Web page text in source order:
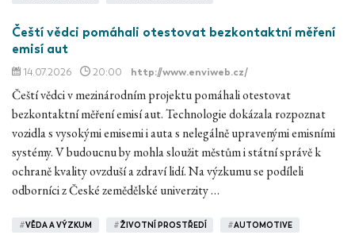
Čeští vědci pomáhali otestovat bezkontaktní měření
emisí aut
14.07.2026 20:00 http://www.enviweb.cz/
Čeští vědci v mezinárodním projektu pomáhali otestovat
bezkontaktní měření emisí aut. Technologie dokázala rozpoznat
vozidla s vysokými emisemi i auta s nelegálně upravenými emisními
systémy. V budoucnu by mohla sloužit městům i státní správě k
ochraně kvality ovzduší a zdraví lidí. Na výzkumu se podíleli
odborníci z České zemědělské univerzity …
#VĚDA A VÝZKUM #ŽIVOTNÍ PROSTŘEDÍ #AUTOMOTIVE